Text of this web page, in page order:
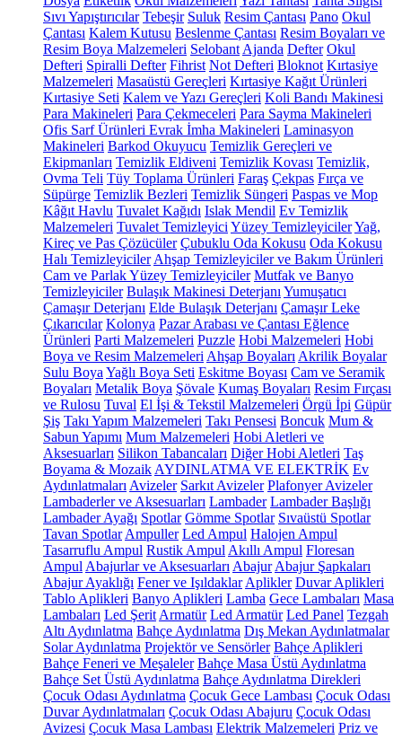
Sıvı Yapıştırıcılar Tebeşir Suluk Resim Çantası Pano Okul
Çantası Kalem Kutusu Beslenme Çantası Resim Boyaları ve
Resim Boya Malzemeleri Selobant Ajanda Defter Okul
Defteri Spiralli Defter Fihrist Not Defteri Bloknot Kırtasiye
Malzemeleri Masaüstü Gereçleri Kırtasiye Kağıt Ürünleri
Kırtasiye Seti Kalem ve Yazı Gereçleri Koli Bandı Makinesi
Para Makineleri Para Çekmeceleri Para Sayma Makineleri
Ofis Sarf Ürünleri Evrak İmha Makineleri Laminasyon
Makineleri Barkod Okuyucu Temizlik Gereçleri ve
Ekipmanları Temizlik Eldiveni Temizlik Kovası Temizlik,
Ovma Teli Tüy Toplama Ürünleri Faraş Çekpas Fırça ve
Süpürge Temizlik Bezleri Temizlik Süngeri Paspas ve Mop
Kâğıt Havlu Tuvalet Kağıdı Islak Mendil Ev Temizlik
Malzemeleri Tuvalet Temizleyici Yüzey TemizleyicilerYağ,
Kireç ve Pas Çözücüler Çubuklu Oda Kokusu Oda Kokusu
Halı Temizleyiciler Ahşap Temizleyiciler ve Bakım Ürünleri
Cam ve Parlak Yüzey Temizleyiciler Mutfak ve Banyo
Temizleyiciler Bulaşık Makinesi Deterjanı Yumuşatıcı
Çamaşır Deterjanı Elde Bulaşık Deterjanı Çamaşır Leke
Çıkarıcılar Kolonya Pazar Arabası ve Çantası Eğlence
Ürünleri Parti Malzemeleri Puzzle Hobi Malzemeleri Hobi
Boya ve Resim Malzemeleri Ahşap Boyaları Akrilik Boyalar
Sulu Boya Yağlı Boya Seti Eskitme Boyası Cam ve Seramik
Boyaları Metalik Boya Şövale Kumaş Boyaları Resim Fırçası
ve Rulosu Tuval El İşi & Tekstil Malzemeleri Örgü İpi Güpür
Şiş Takı Yapım Malzemeleri Takı Pensesi Boncuk Mum &
Sabun Yapımı Mum Malzemeleri Hobi Aletleri ve
Aksesuarları Silikon Tabancaları Diğer Hobi Aletleri Taş
Boyama & Mozaik AYDINLATMA VE ELEKTRİK Ev
Aydınlatmaları Avizeler Sarkıt Avizeler Plafonyer Avizeler
Lambaderler ve Aksesuarları Lambader Lambader Başlığı
Lambader Ayağı Spotlar Gömme Spotlar Sıvaüstü Spotlar
Tavan Spotlar Ampuller Led Ampul Halojen Ampul
Tasarruflu Ampul Rustik Ampul Akıllı Ampul Floresan
Ampul Abajurlar ve Aksesuarları Abajur Abajur Şapkaları
Abajur Ayaklığı Fener ve Işıldaklar Aplikler Duvar Aplikleri
Tablo Aplikleri Banyo Aplikleri Lamba Gece Lambaları Masa
Lambaları Led Şerit Armatür Led Armatür Led Panel Tezgah
Altı Aydınlatma Bahçe Aydınlatma Dış Mekan Aydınlatmalar
Solar Aydınlatma Projektör ve Sensörler Bahçe Aplikleri
Bahçe Feneri ve Meşaleler Bahçe Masa Üstü Aydınlatma
Bahçe Set Üstü Aydınlatma Bahçe Aydınlatma Direkleri
Çocuk Odası Aydınlatma Çocuk Gece Lambası Çocuk Odası
Duvar Aydınlatmaları Çocuk Odası Abajuru Çocuk Odası
Avizesi Çocuk Masa Lambası Elektrik Malzemeleri Priz ve